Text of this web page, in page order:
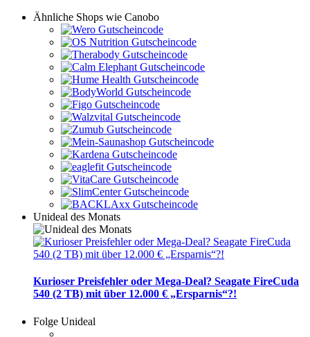
Ähnliche Shops wie Canobo
Unideal des Monats
Kurioser Preisfehler oder Mega-Deal? Seagate FireCuda
540 (2 TB) mit über 12.000 € „Ersparnis“?!
Folge Unideal